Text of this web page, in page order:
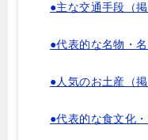
●主な交通手段（掲
●代表的な名物・
●人気のお土産（掲
●代表的な食文化